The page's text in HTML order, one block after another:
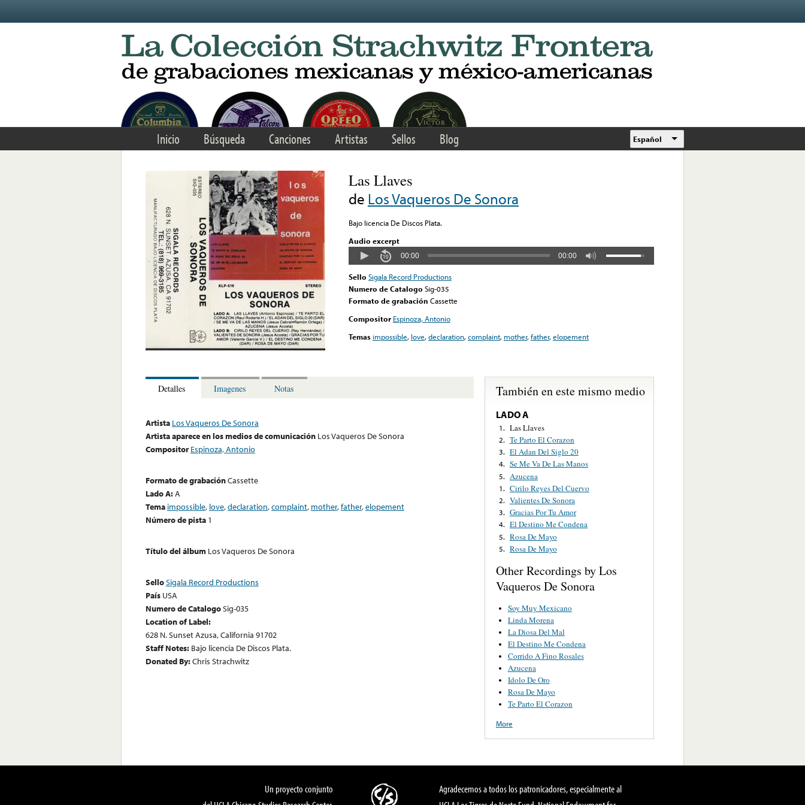
Inicio Búsqueda Canciones Artistas Sellos Blog Español
Las Llaves
de Los Vaqueros De Sonora
Bajo licencia De Discos Plata.
Audio excerpt
00:00 00:00
Sello Sigala Record Productions
Numero de Catalogo Sig-035
Formato de grabación Cassette
Compositor Espinoza, Antonio
Temas impossible, love,declaration,complaint, mother,father,elopement
Detalles Imagenes Notas
Artista Los Vaqueros De Sonora
Artista aparece en los medios de comunicación Los Vaqueros De Sonora
Compositor Espinoza, Antonio
Formato de grabaciónCassette
Lado A:A
Tema impossible, love,declaration,complaint, mother,father,elopement
Número de pista 1
Título del álbum Los Vaqueros De Sonora
SelloSigala Record Productions
País USA
Numero de CatalogoSig-035
Location of Label:
628 N. Sunset Azusa, California 91702
Staff Notes: Bajo licencia De Discos Plata.
Donated By:Chris Strachwitz
También en este mismo medio
LADO A
1. Las Llaves
2. Te Parto El Corazon
3. El Adan Del Siglo 20
4. Se Me Va De Las Manos
5. Azucena
1. Cirilo Reyes Del Cuervo
2. Valientes De Sonora
3. Gracias Por Tu Amor
4. El Destino Me Condena
5. Rosa De Mayo
5. Rosa De Mayo
Other Recordings by Los
Vaqueros De Sonora
Soy Muy Mexicano
Linda Morena
La Diosa Del Mal
El Destino Me Condena
Corrido A Fino Rosales
Azucena
Idolo De Oro
Rosa De Mayo
Te Parto El Corazon
More
Un proyecto conjunto
Agradecemos a todos los patronicadores, especialmente al